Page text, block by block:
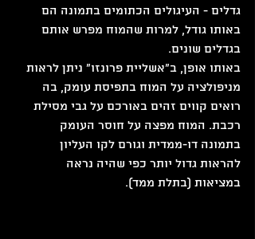
גדלים - העיגולים הכתומים בתמונה הם
באותו גודל, למרות שהמוח מפרש אותם
בגדלים שונים.
באותו אופן, ב"אשליית פרונזו" ניתן לראות
מניפולציה על המוח בתפיסת עומק, בה
רואים קווים זהים באורכם על גבי מסילת
רכבת. המוח מפצה על חוסר העומק
בתמונה דו-ממדית וגורם לקו העליון
להראות גדול יותר כפי שהיה נראה
במציאות (בתלת ממד).